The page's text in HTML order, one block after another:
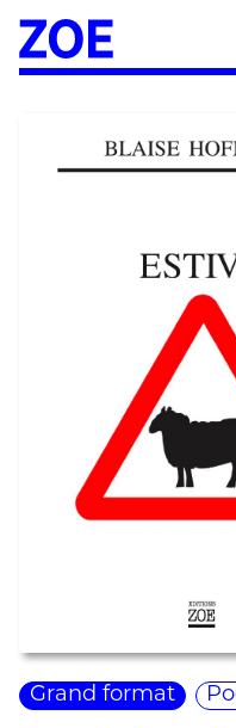
Accueil
À paraître
Auteur·ices
Les
Médiation
Manuscrits
Foreign rights
Contact
Mentions légales
Newsletter
Grand format